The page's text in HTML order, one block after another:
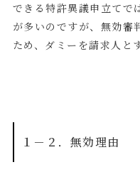
できる特許異議申立てで
が多いのですが、無効審
ため、ダミーを請求人と
１－２．無効理由